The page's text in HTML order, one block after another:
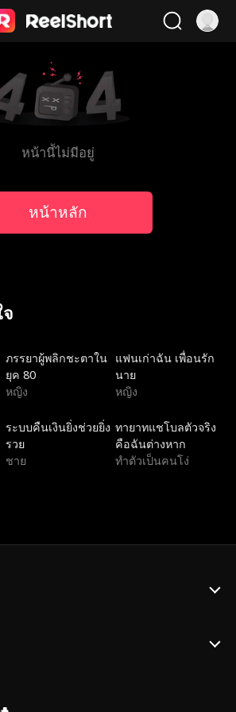
หน้านี้ไม่มีอยู่
หน้าหลัก
ภรรยาผู้พลิกชะตาใน
ยุค 80
หญิง
แฟนเก่าฉัน เพื่อนรัก
นาย
หญิง
ระบบคืนเงินยิ่งช่วยยิ่ง
รวย
ชาย
ทายาทแชโบลตัวจริง
คือฉันต่างหาก
ทำตัวเป็นคนโง่